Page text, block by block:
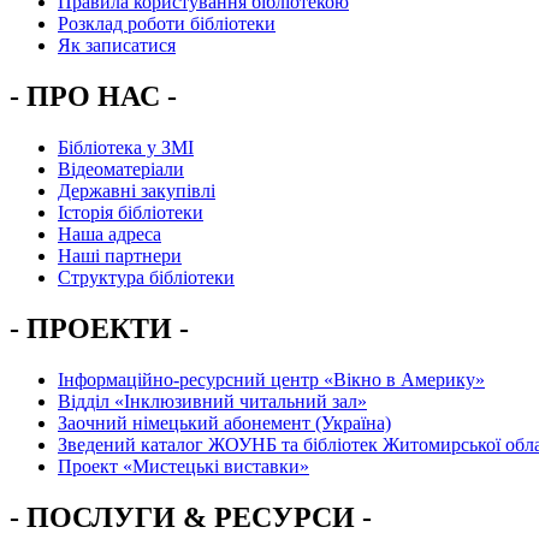
Розклад роботи бібліотеки
Як записатися
- ПРО НАС -
Бібліотека у ЗМІ
Відеоматеріали
Державні закупівлі
Історія бібліотеки
Наша адреса
Наші партнери
Структура бібліотеки
- ПРОЕКТИ -
Інформаційно-ресурсний центр «Вікно в Америку»
Вiддiл «Інклюзивний читальний зал»
Заочний німецький абонемент (Україна)
Зведений каталог ЖОУНБ та бібліотек Житомирської
Проект «Мистецькі виставки»
- ПОСЛУГИ & РЕСУРСИ -